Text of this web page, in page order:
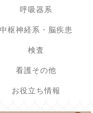
呼吸器系
中枢神経系・脳疾患
検査
看護その他
お役立ち情報